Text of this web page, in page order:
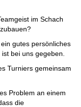
im Schach
gutes persönliches
bei uns gegeben.
Turniers gemeinsam
Problem an einem
die